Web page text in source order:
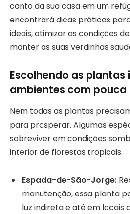
canto da sua casa em um
encontrará dicas práticas
ideais, otimizar as condições
manter as suas verdinhas
Escolhendo as plantas
ambientes com pouca
Nem todas as plantas
para prosperar. Algumas
sobreviver em condições
interior de florestas tropicais.
Espada-de-São-Jorge:
manutenção, essa planta
luz indireta e até em locais